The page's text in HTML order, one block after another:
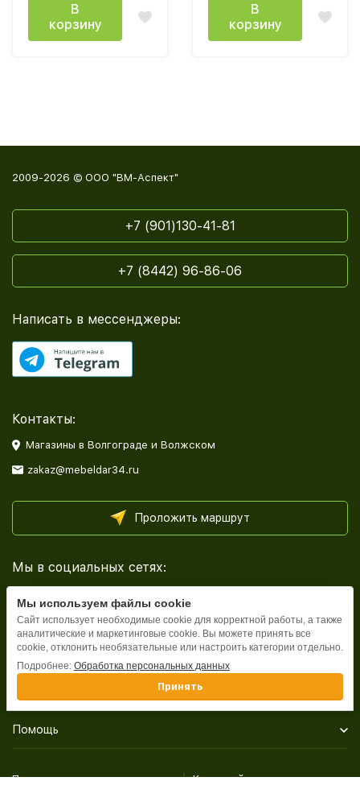
В
корзину
В
корзину
2009-2026 © ООО "ВМ-Аспект"
+7 (901)130-41-81
+7 (8442) 96-86-06
Написать в мессенджеры:
Контакты:
Магазины в Волгограде и Волжском
zakaz@mebeldar34.ru
Проложить маршрут
Мы в социальных сетях:
Каталог
Помощь
Политика персональных данных Карта сайта
Мы используем файлы cookie
Сайт использует необходимые cookie для корректной работы, а также
аналитические и маркетинговые cookie. Вы можете принять все
cookie, отклонить необязательные или настроить категории отдельно.
Подробнее: Обработка персональных данных
Принять